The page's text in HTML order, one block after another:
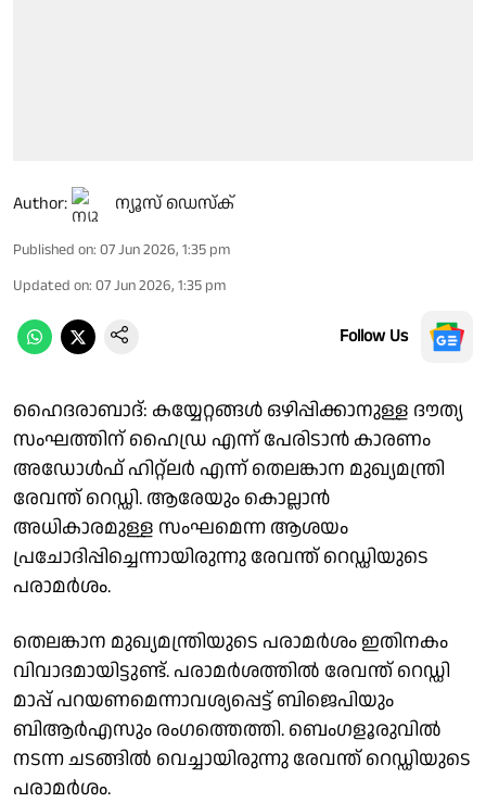
Author: ന്യൂസ് ഡെസ്ക്
Published on: 07 Jun 2026, 1:35 pm
Updated on: 07 Jun 2026, 1:35 pm
Follow Us
ഹൈദരാബാദ്: കയ്യേറ്റങ്ങള്‍ ഒഴിപ്പിക്കാനുള്ള ദൗത്യ
സംഘത്തിന് ഹൈഡ്ര എന്ന് പേരിടാന്‍ കാരണം
അഡോള്‍ഫ് ഹിറ്റ്‌ലര്‍ എന്ന് തെലങ്കാന മുഖ്യമന്ത്രി
രേവന്ത് റെഡ്ഡി. ആരേയും കൊല്ലാന്‍
അധികാരമുള്ള സംഘമെന്ന ആശയം
പ്രചോദിപ്പിച്ചെന്നായിരുന്നു രേവന്ത് റെഡ്ഡിയുടെ
പരാമര്‍ശം.
തെലങ്കാന മുഖ്യമന്ത്രിയുടെ പരാമര്‍ശം ഇതിനകം
വിവാദമായിട്ടുണ്ട്. പരാമര്‍ശത്തില്‍ രേവന്ത് റെഡ്ഡി
മാപ്പ് പറയണമെന്നാവശ്യപ്പെട്ട് ബിജെപിയും
ബിആര്‍എസും രംഗത്തെത്തി. ബെംഗളൂരുവില്‍
നടന്ന ചടങ്ങില്‍ വെച്ചായിരുന്നു രേവന്ത് റെഡ്ഡിയുടെ
പരാമര്‍ശം.